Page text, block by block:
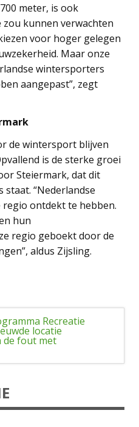
meter, is ook
zou kunnen verwachten
voor hoger gelegen
Maar onze
wintersporters
aangepast”, zegt
de wintersport blijven
is de sterke groei
Steiermark, dat dit
staat. “Nederlandse
ontdekt te hebben.
hun
regio geboekt door de
aldus Zijsling.
Recreatie
locatie
de fout met